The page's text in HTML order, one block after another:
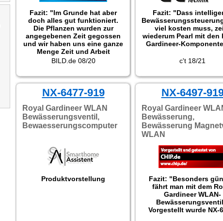
Fazit: "Im Grunde hat aber
doch alles gut funktioniert.
Die Pflanzen wurden zur
angegebenen Zeit gegossen
und wir haben uns eine ganze
Menge Zeit und Arbeit
gespart. Darum haben wir
Aufsätze bestellt, um mehr
Beete gießen zu können. Und
einen grünen Schlauch!"
Getestet wurde NX-6476.
BILD.de 08/20
Fazit: "Dass
viel kosten muss,
wiederum Pearl mit den
Gardineer-
c't 18/21
NX-6477-919
Royal Gardineer WLAN
Bewässerungsventil,
Bewaesserungscomputer
Produktvorstellung
NX-6497-
Royal Gardineer
Bewässerung,
Bewässerung
WLAN
Fazit: "Besonders
fährt man mit dem
Gardineer WLAN-
Vorgestellt wurde NX-